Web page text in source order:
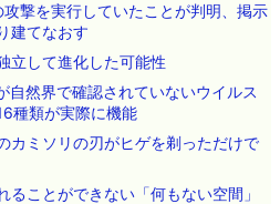
撃を実行していたことが判明、掲示
建てなおす
立して進化した可能性
自然界で確認されていないウイルス
種類が実際に機能
カミソリの刃がヒゲを剃っただけで
ることができない「何もない空間」